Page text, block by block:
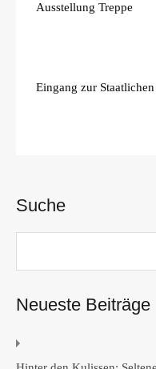
Ausstellung Treppe
Eingang zur
Suche
Neueste Beiträge